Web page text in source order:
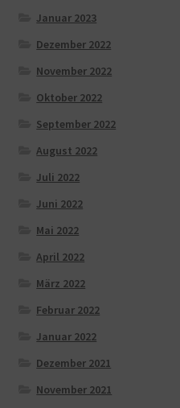
Januar 2023
Dezember 2022
November 2022
Oktober 2022
September 2022
August 2022
Juli 2022
Juni 2022
Mai 2022
April 2022
März 2022
Februar 2022
Januar 2022
Dezember 2021
November 2021